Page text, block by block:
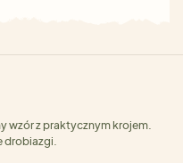
wzór z praktycznym krojem.
drobiazgi.